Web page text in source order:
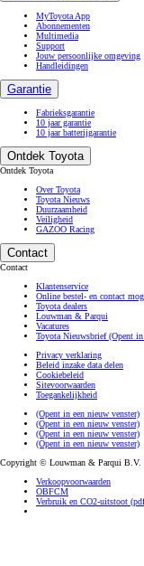
MyToyota App
Abonnementen
Multimedia
Support
Jouw persoonlijke omgeving
Handleidingen
Garantie
Fabrieksgarantie
10 jaar garantie
10 jaar batterijgarantie
Ontdek Toyota
Ontdek Toyota
Over Toyota
Toyota Nieuws
Duurzaamheid
Veiligheid
GAZOO Racing
Contact
Contact
Klantenservice
Online bestel- en contact
Toyota dealers
Louwman & Parqui
Vacatures
Toyota Nieuwsbrief(Opent in
Privacy verklaring
Beleid inzake data delen
Cookiebeleid
Sitevoorwaarden
Toegankelijkheid
(Opent in een nieuw venster)
(Opent in een nieuw venster)
(Opent in een nieuw venster)
(Opent in een nieuw venster)
Copyright © Louwman & Parqui B.V.
Verkoopvoorwaarden
OBFCM
Verbruik en CO2-uitstoot